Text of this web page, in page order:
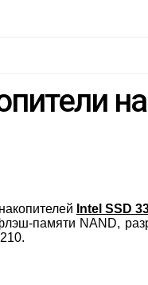
Intel SSD
памяти NAND,